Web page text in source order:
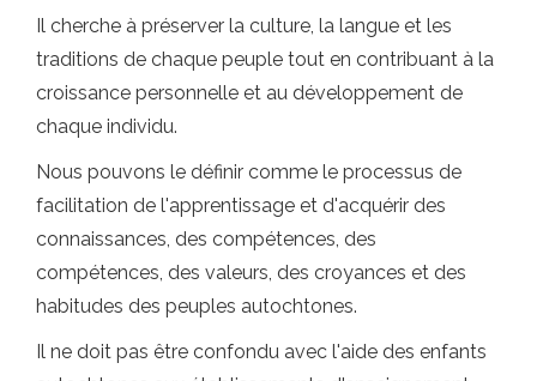
Il cherche à préserver la culture, la langue et les
traditions de chaque peuple tout en contribuant à la
croissance personnelle et au développement de
chaque individu.
Nous pouvons le définir comme le processus de
facilitation de l'apprentissage et d'acquérir des
connaissances, des compétences, des
compétences, des valeurs, des croyances et des
habitudes des peuples autochtones.
Il ne doit pas être confondu avec l'aide des enfants